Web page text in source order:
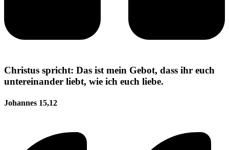
Christus spricht: Das ist mein Gebot, dass ihr euch
untereinander liebt, wie ich euch liebe.
Johannes 15,12